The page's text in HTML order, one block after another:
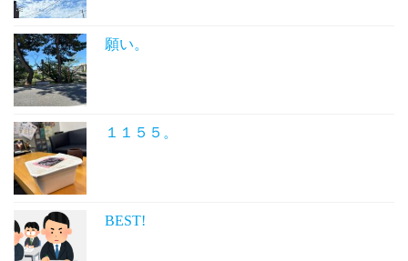
願い。
１１５５。
BEST!